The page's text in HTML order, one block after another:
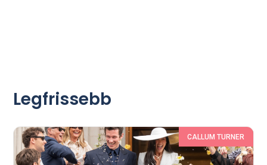
Legfrissebb
CALLUM TURNER